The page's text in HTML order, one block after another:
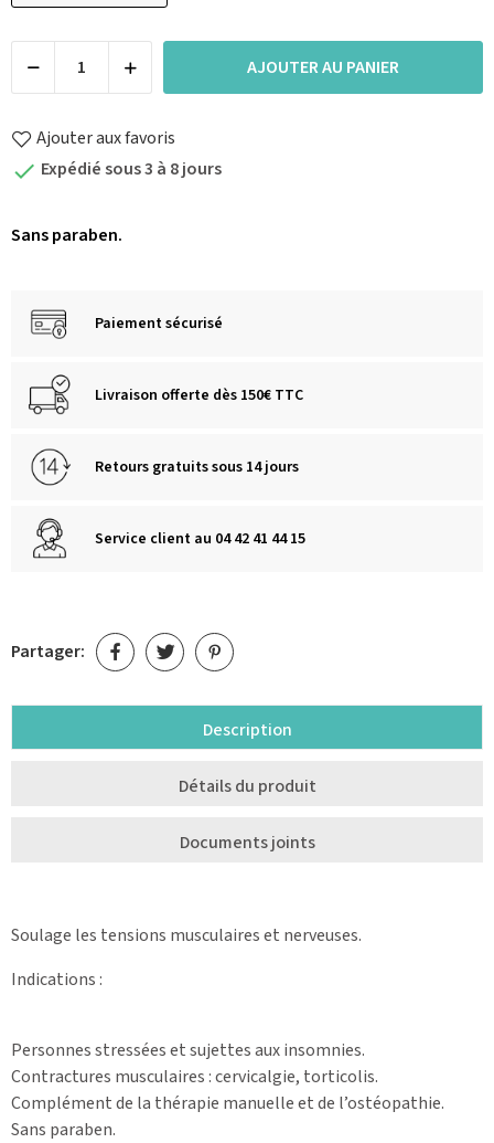
AJOUTER AU PANIER
Ajouter aux favoris
 Expédié sous 3 à 8 jours
Sans paraben.
Paiement sécurisé
Livraison offerte dès 150€ TTC
Retours gratuits sous 14 jours
Service client au 04 42 41 44 15
Partager:
Description
Détails du produit
Documents joints
Soulage les tensions musculaires et nerveuses.
Indications :
Personnes stressées et sujettes aux insomnies.
Contractures musculaires : cervicalgie, torticolis.
Complément de la thérapie manuelle et de l’ostéopathie.
Sans paraben.